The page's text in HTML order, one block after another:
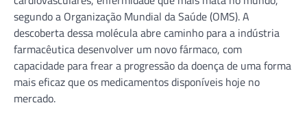
segundo a Organização Mundial da Saúde (OMS). A
descoberta dessa molécula abre caminho para a indústria
farmacêutica desenvolver um novo fármaco, com
capacidade para frear a progressão da doença de uma forma
mais eficaz que os medicamentos disponíveis hoje no
mercado.